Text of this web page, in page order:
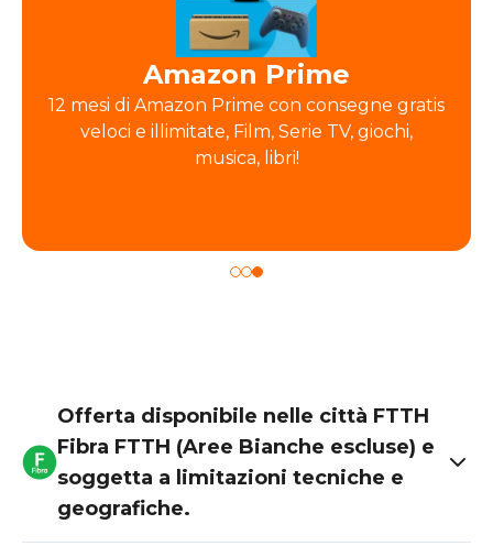
Amazon Prime
12 mesi di Amazon Prime con consegne gratis
veloci e illimitate, Film, Serie TV, giochi,
musica, libri!
Offerta disponibile nelle città FTTH
Fibra FTTH (Aree Bianche escluse) e
soggetta a limitazioni tecniche e
geografiche.